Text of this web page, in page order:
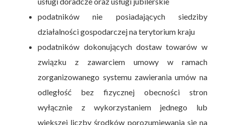
podatników nie posiadających siedziby
działalności gospodarczej na terytorium kraju
podatników dokonujących dostaw towarów w
związku z zawarciem umowy w ramach
zorganizowanego systemu zawierania umów na
odległość bez fizycznej obecności stron
wyłącznie z wykorzystaniem jednego lub
większej liczby środków porozumiewania się na